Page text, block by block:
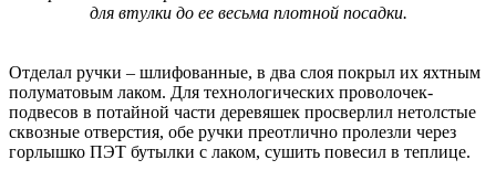
для втулки до ее весьма плотной посадки.
Отделал ручки – шлифованные, в два слоя покрыл их яхтным
полуматовым лаком. Для технологических проволочек-
подвесов в потайной части деревяшек просверлил нетолстые
сквозные отверстия, обе ручки преотлично пролезли через
горлышко ПЭТ бутылки с лаком, сушить повесил в теплице.